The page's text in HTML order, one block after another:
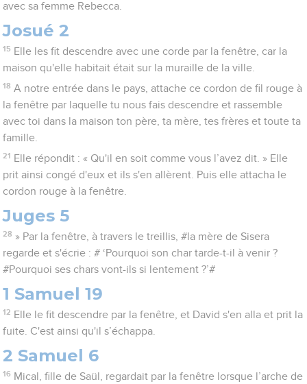
avec sa femme Rebecca.
Josué 2
15 Elle les fit descendre avec une corde par la fenêtre, car la
maison qu'elle habitait était sur la muraille de la ville.
18 A notre entrée dans le pays, attache ce cordon de fil rouge à
la fenêtre par laquelle tu nous fais descendre et rassemble
avec toi dans la maison ton père, ta mère, tes frères et toute ta
famille.
21 Elle répondit : « Qu'il en soit comme vous l’avez dit. » Elle
prit ainsi congé d'eux et ils s'en allèrent. Puis elle attacha le
cordon rouge à la fenêtre.
Juges 5
28 » Par la fenêtre, à travers le treillis, #la mère de Sisera
regarde et s'écrie : # ‘Pourquoi son char tarde-t-il à venir ?
#Pourquoi ses chars vont-ils si lentement ?’#
1 Samuel 19
12 Elle le fit descendre par la fenêtre, et David s'en alla et prit la
fuite. C'est ainsi qu'il s’échappa.
2 Samuel 6
16 Mical, fille de Saül, regardait par la fenêtre lorsque l’arche de